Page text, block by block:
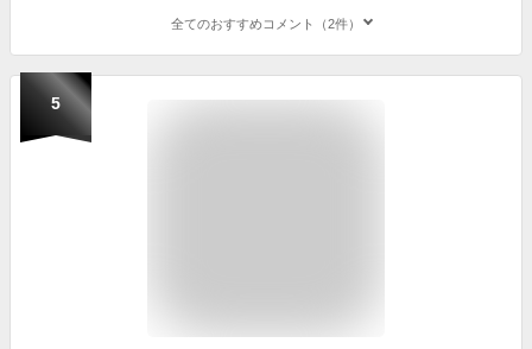
全てのおすすめコメント（2件）
5